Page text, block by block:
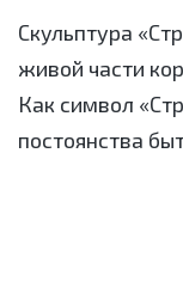
Скульптура
живой части
Как символ
постоянства